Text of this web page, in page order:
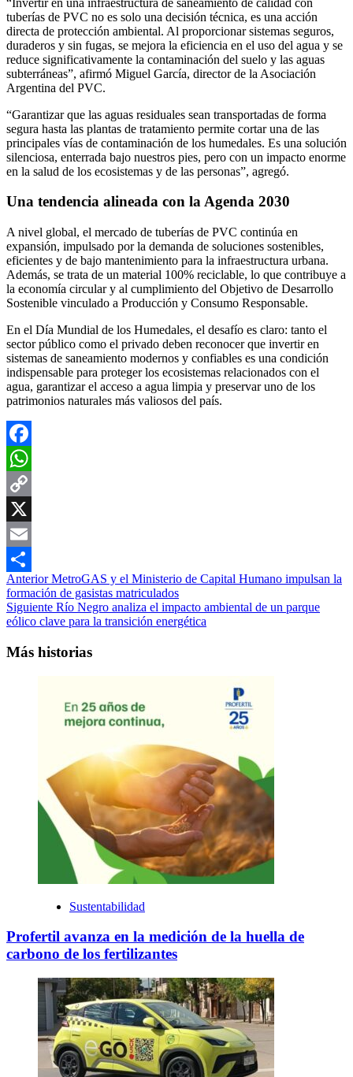
tuberías de PVC no es solo una decisión técnica, es una acción
directa de protección ambiental. Al proporcionar sistemas seguros,
duraderos y sin fugas, se mejora la eficiencia en el uso del agua y se
reduce significativamente la contaminación del suelo y las aguas
subterráneas”, afirmó Miguel García, director de la Asociación
Argentina del PVC.
“Garantizar que las aguas residuales sean transportadas de forma
segura hasta las plantas de tratamiento permite cortar una de las
principales vías de contaminación de los humedales. Es una solución
silenciosa, enterrada bajo nuestros pies, pero con un impacto enorme
en la salud de los ecosistemas y de las personas”, agregó.
Una tendencia alineada con la Agenda 2030
A nivel global, el mercado de tuberías de PVC continúa en
expansión, impulsado por la demanda de soluciones sostenibles,
eficientes y de bajo mantenimiento para la infraestructura urbana.
Además, se trata de un material 100% reciclable, lo que contribuye a
la economía circular y al cumplimiento del Objetivo de Desarrollo
Sostenible vinculado a Producción y Consumo Responsable.
En el Día Mundial de los Humedales, el desafío es claro: tanto el
sector público como el privado deben reconocer que invertir en
sistemas de saneamiento modernos y confiables es una condición
indispensable para proteger los ecosistemas relacionados con el
agua, garantizar el acceso a agua limpia y preservar uno de los
patrimonios naturales más valiosos del país.
Facebook
WhatsApp
Copy
Link
X
Email
Compartir
Navegación
de
entradas
AnteriorMetroGAS y el Ministerio de Capital Humano impulsan la
formación de gasistas matriculados
Siguiente Río Negro analiza el impacto ambiental de un parque
eólico clave para la transición energética
Más historias
Sustentabilidad
Profertil avanza en la medición de la huella de
carbono de los fertilizantes